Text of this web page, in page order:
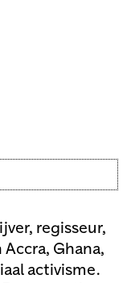
regisseur,
Ghana,
activisme.